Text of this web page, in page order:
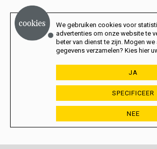
We gebruiken cookies voor
advertenties om onze website te
beter van dienst te zijn. Mogen we
gegevens verzamelen? Kies hier
JA
SPECIFICEER
NEE